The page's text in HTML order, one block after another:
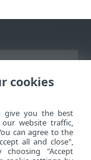
cookies
give you the best
our website traffic,
can agree to the
all and close",
choosing "Accept